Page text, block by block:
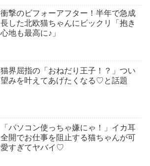
衝撃のビフォーアフター！半年で急成
長した北欧猫ちゃんにビックリ「抱き
心地も最高に♪」
猫界屈指の「おねだり王子！？」つい
望みを叶えてあげたくなる♡と話題
「パソコン使っちゃ嫌にゃ！」イカ耳
全開でお仕事を阻止する猫ちゃんが可
愛すぎてヤバイ♡